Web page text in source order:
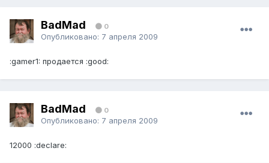
BadMad 0
Опубликовано: 7 апреля 2009
:gamer1: продается :good:
BadMad 0
Опубликовано: 7 апреля 2009
12000 :declare: